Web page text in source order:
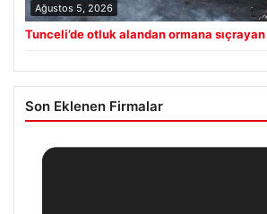
Ağustos 5, 2026
Tunceli’de otluk alandan ormana
Son Eklenen Firmalar